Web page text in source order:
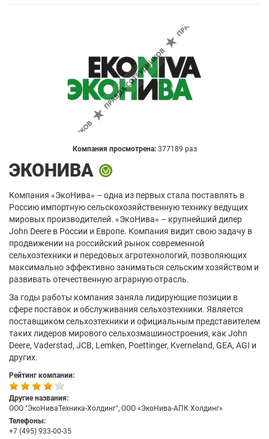
Компания просмотрена: 377189 раз
ЭКОНИВА
Компания «ЭкоНива» – одна из первых стала поставлять в
Россию импортную сельскохозяйственную технику ведущих
мировых производителей. «ЭкоНива» – крупнейший дилер
John Deere в России и Европе. Компания видит свою задачу в
продвижении на российский рынок современной
сельхозтехники и передовых агротехнологий, позволяющих
максимально эффективно заниматься сельским хозяйством и
развивать отечественную аграрную отрасль.
За годы работы компания заняла лидирующие позиции в
сфере поставок и обслуживания сельхозтехники. Является
поставщиком сельхозтехники и официальным представителем
таких лидеров мирового сельхозмашиностроения, как John
Deere, Vaderstad, JCB, Lemken, Poettinger, Kverneland, GEA, AGI и
других.
Рейтинг компании:
Другие названия:
ООО "ЭкоНиваТехника-Холдинг", ООО «ЭкоНива-АПК Холдинг»
Телефоны:
+7 (495) 933-00-35